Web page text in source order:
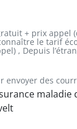
+ prix appel
le tarif
, Depuis
envoyer des
maladie